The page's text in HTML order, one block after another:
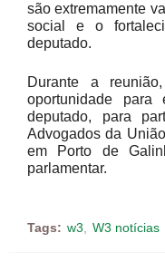
são extremamente
social e o
deputado.
Durante a
oportunidade
deputado, para
Advogados da
em Porto de
parlamentar.
Tags: w3 W3 notícias